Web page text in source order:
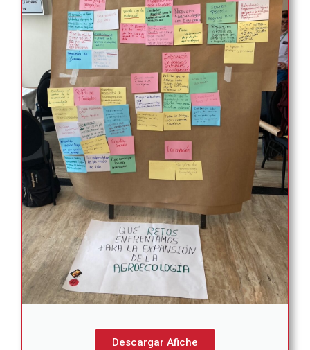
Descargar Afiche